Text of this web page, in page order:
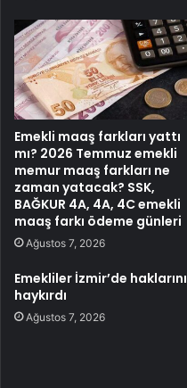
Emekli maaş farkları yattı
mı? 2026 Temmuz emekli
memur maaş farkları ne
zaman yatacak? SSK,
BAĞKUR 4A, 4A, 4C emekli
maaş farkı ödeme günleri
Ağustos 7, 2026
Emekliler İzmir’de haklarını
haykırdı
Ağustos 7, 2026